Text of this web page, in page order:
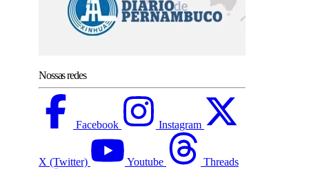
Nossas redes
Facebook Instagram
X (Twitter) Youtube Threads